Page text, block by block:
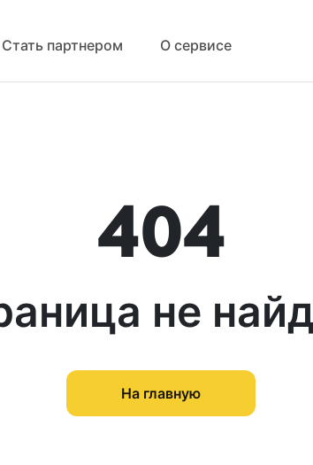
Стать партнером О сервисе
404
не
На главную